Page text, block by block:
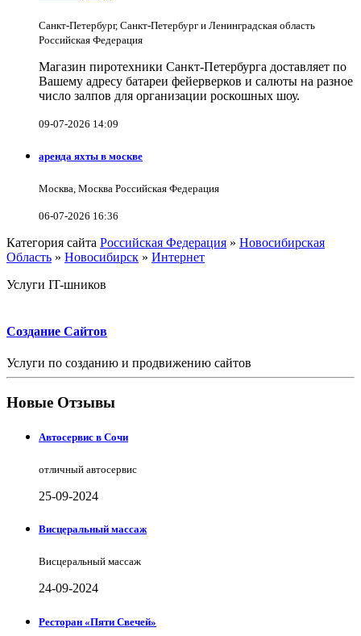
Санкт-Петербург, Санкт-Петербург и Ленинградская область
Российская Федерация
Магазин пиротехники Санкт-Петербурга доставляет по
Вашему адресу батареи фейерверков и салюты на разное
число залпов для организации роскошных шоу.
09-07-2026 14:09
аренда яхты в москве
Москва, Москва Российская Федерация
06-07-2026 16:36
Категория сайта Российская Федерация » Новосибирская
Область » Новосибирск » Интернет
Услуги IT-шников
Создание Сайтов
Услуги по созданию и продвижению сайтов
Новые Отзывы
Автосервис в Сочи
отличный автосервис
25-09-2024
Висцеральный массаж
Висцеральный массаж
24-09-2024
Ресторан «Пяти Свечей»